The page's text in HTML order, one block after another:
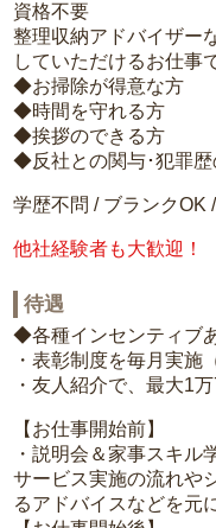
資格不要
整理収納アドバイザー
していただけるお仕事
◆お掃除が得意な方
◆時間を守れる方
◆挨拶のできる方
◆反社との関与･犯罪歴
学歴不問 / ブランクOK
他社経験者も大歓迎！
待遇
◆各種インセンティブ
・表彰制度を毎月実施
・友人紹介で、最大1
【お仕事開始前】
・説明会＆家事スキル
サービス実施の流れや
るアドバイスなどを元